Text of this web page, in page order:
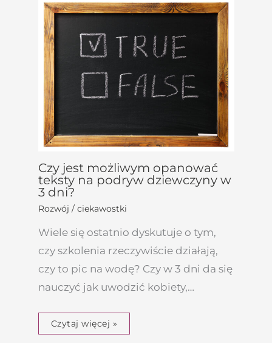
Czy jest możliwym opanować
teksty na podryw dziewczyny w
3 dni?
Rozwój / ciekawostki
Wiele się ostatnio dyskutuje o tym,
czy szkolenia rzeczywiście działają,
czy to pic na wodę? Czy w 3 dni da się
nauczyć jak uwodzić kobiety,…
Czytaj więcej »